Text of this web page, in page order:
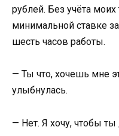
рублей. Без учёта моих
минимальной ставке
шесть часов работы.
— Ты что, хочешь мне
улыбнулась.
— Нет. Я хочу, чтобы